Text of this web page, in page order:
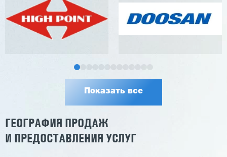
Показать все
ГЕОГРАФИЯ ПРОДАЖ
И ПРЕДОСТАВЛЕНИЯ УСЛУГ